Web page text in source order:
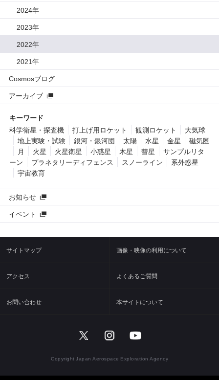
2024年
2023年
2022年
2021年
Cosmosブログ
アーカイブ
キーワード
科学衛星・探査機
打上げ用ロケット 観測ロケット
大気球
地上実験・試験
銀河・銀河団 太陽 水星 金星
磁気圏
月
火星 火星衛星 小惑星 木星 彗星
サンプルリタ
ーン
プラネタリーディフェンス スノーライン
系外惑星
宇宙教育
お知らせ
イベント
サイトマップ 画像・映像の利用について
アクセス よくあるご質問
お問い合わせ 本サイトについて
Copyright Japan Aerospace Exploration Agency